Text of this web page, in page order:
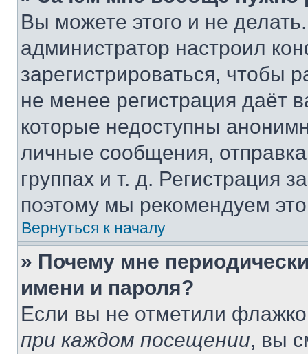
Вы можете этого и не
администратор настроил
зарегистрироваться, чтобы
не менее регистрация даёт
которые недоступны
личные сообщения,
группах и т. д. Регистрация
поэтому мы рекомендуем
Вернуться к началу
» Почему мне
имени и пароля?
Если вы не отметили
при каждом посещении, вы